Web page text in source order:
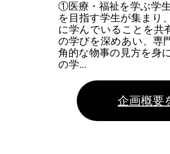
①医療・福祉を学ぶ学
を目指す学生が集まり
に学んでいることを共
の学びを深めあい、専
角的な物事の見方を身
の学...
企画概要